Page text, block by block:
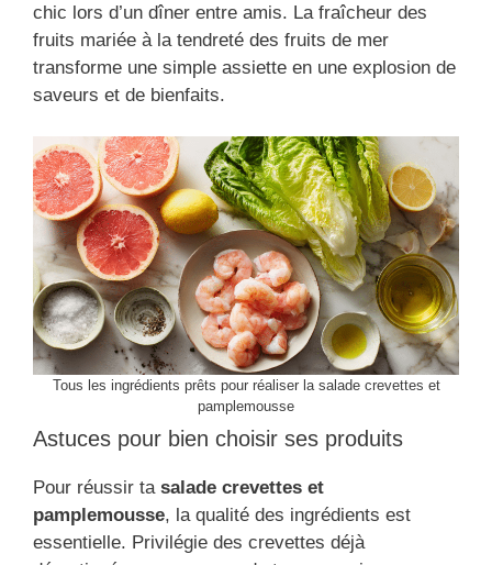
chic lors d’un dîner entre amis. La fraîcheur des
fruits mariée à la tendreté des fruits de mer
transforme une simple assiette en une explosion de
saveurs et de bienfaits.
Tous les ingrédients prêts pour réaliser la salade crevettes et
pamplemousse
Astuces pour bien choisir ses produits
Pour réussir ta salade crevettes et
pamplemousse, la qualité des ingrédients est
essentielle. Privilégie des crevettes déjà